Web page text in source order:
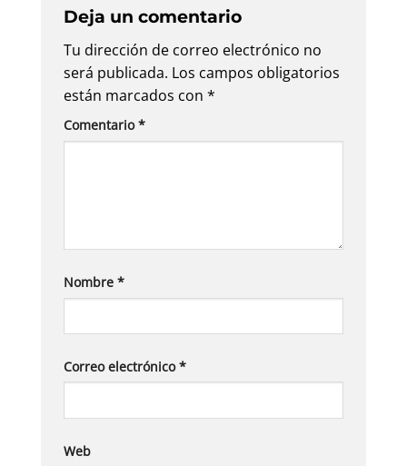
Deja un comentario
Tu dirección de correo electrónico no
será publicada. Los campos obligatorios
están marcados con *
Comentario*
Nombre *
Correo electrónico*
Web